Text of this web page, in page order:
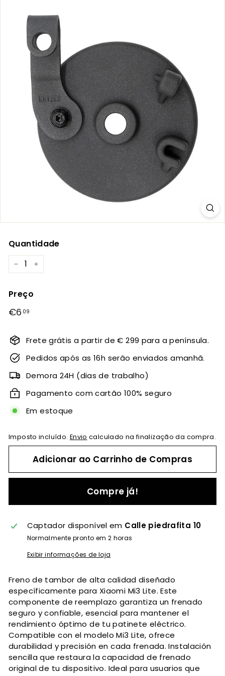
Quantidade
− +
Preço
Preço
€6 09
Frete grátis a partir de € 299 para a península.
Pedidos após as 16h serão enviados amanhã.
Demora 24H (dias de trabalho)
Pagamento com cartão 100% seguro
Em estoque
Imposto incluído. Envio calculado na finalização da compra.
Adicionar ao Carrinho de Compras
Compre já!
Captador disponível em Calle piedrafita 10
Normalmente pronto em 2 horas
Exibir informações de loja
Freno de tambor de alta calidad diseñado
específicamente para Xiaomi Mi3 Lite. Este
componente de reemplazo garantiza un frenado
seguro y confiable, esencial para mantener el
rendimiento óptimo de tu patinete eléctrico.
Compatible con el modelo Mi3 Lite, ofrece
durabilidad y precisión en cada frenada. Instalación
sencilla que restaura la capacidad de frenado
original de tu dispositivo. Ideal para usuarios que